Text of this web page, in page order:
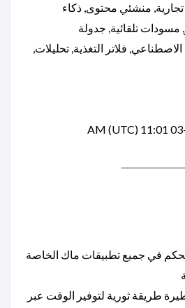
منشئي محتوى, ذكاء
تلقائية, جدولة
فلاتر التغذية, تحليلات,
في جميع تطبيقات ماك الخاصة
طريقة ثورية لتوفير الوقت عبر